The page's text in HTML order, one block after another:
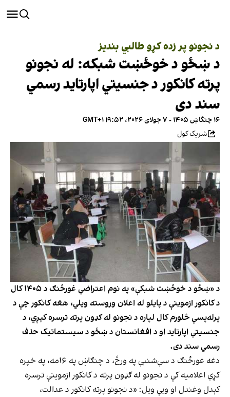
د نجونو پر زده کړو طالبي بندیز
د ښځو د خوځښت شبکه: له نجونو
پرته کانکور د جنسیتي اپارتاید رسمي
سند دی
۱۶ چنگاښ ۱۴۰۵ - ۷ جولای ۲۰۲۶، ۱۹:۵۲ GMT+۱
شریک کول
د «ښځو د خوځښت شبکې» په نوم اعتراضي غورځنګ د ۱۴۰۵ کال
د کانکور ازموینې د پایلو له اعلان وروسته ویلي، هغه کانکور چې د
پرله‌پسې څلورم کال لپاره د نجونو له ګډون پرته ترسره کېږي، د
جنسیتي اپارتاید او د افغانستان د ښځو د سیستماتیک حذف
رسمي سند دی.
دغه غورځنګ د سې‌شنبې په ورځ، د چنګاښ په ۱۶مه، په خپره
کړې اعلامیه کې د نجونو له ګډون پرته د کانکور ازموینې ترسره
کېدل وغندل او ویې ویل: «د نجونو پرته کانکور د عدالت،